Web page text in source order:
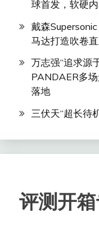
球首发，软硬
戴森
马达打造吹卷
万志强“追求源
PANDAER多
落地
三伏天“超长待
评测开